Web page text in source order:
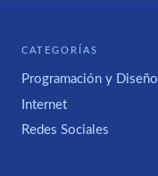
CATEGORÍAS
Programación y Diseño
Internet
Redes Sociales